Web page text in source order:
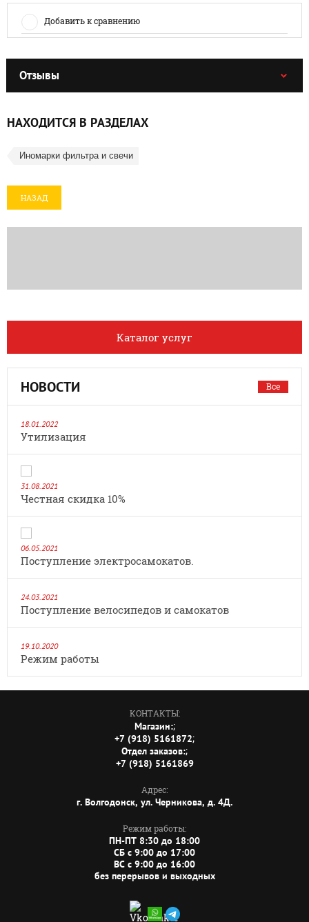
Добавить к сравнению
Отзывы
НАХОДИТСЯ В РАЗДЕЛАХ
Иномарки фильтра и свечи
НАЗАД
Каталог услуг
НОВОСТИ Все
18.01.2022
Утилизация
31.08.2021
Честная скидка 10%
06.05.2021
Поступление электросамокатов.
24.03.2021
Поступление велосипедов и самокатов
19.10.2020
Режим работы
КОНТАКТЫ:
Магазин:;
+7 (918) 5161872;
Отдел заказов:;
+7 (918) 5161869
Адрес:
г. Волгодонск, ул. Черникова, д. 4Д.
Режим работы:
ПН-ПТ 8:30 до 18:00
СБ c 9:00 до 17:00
ВС c 9:00 до 16:00
без перерывов и выходных
Privacy notice